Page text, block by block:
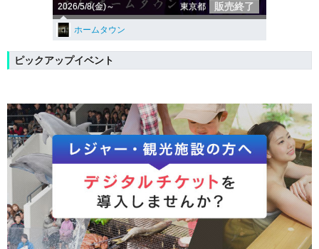
2026/5/8(金)～ 東京都 販売終了
ホームタウン
ピックアップイベント